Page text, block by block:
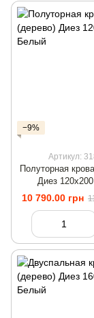
−9%
Артикул:
Полуторная
Диез
10 790.00 грн